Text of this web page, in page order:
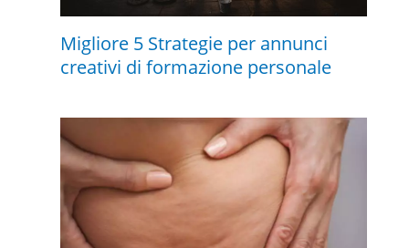
Migliore 5 Strategie per annunci
creativi di formazione personale